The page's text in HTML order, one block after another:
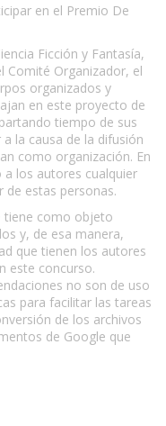
en el Premio De
Ficción y Fantasía,
Comité Organizador, el
organizados y
en este proyecto de
tiempo de sus
la causa de la difusión
como organización. En
los autores cualquier
de estas personas.
como objeto
y, de esa manera,
que tienen los autores
este concurso.
no son de uso
para facilitar las tareas
de los archivos
de Google que